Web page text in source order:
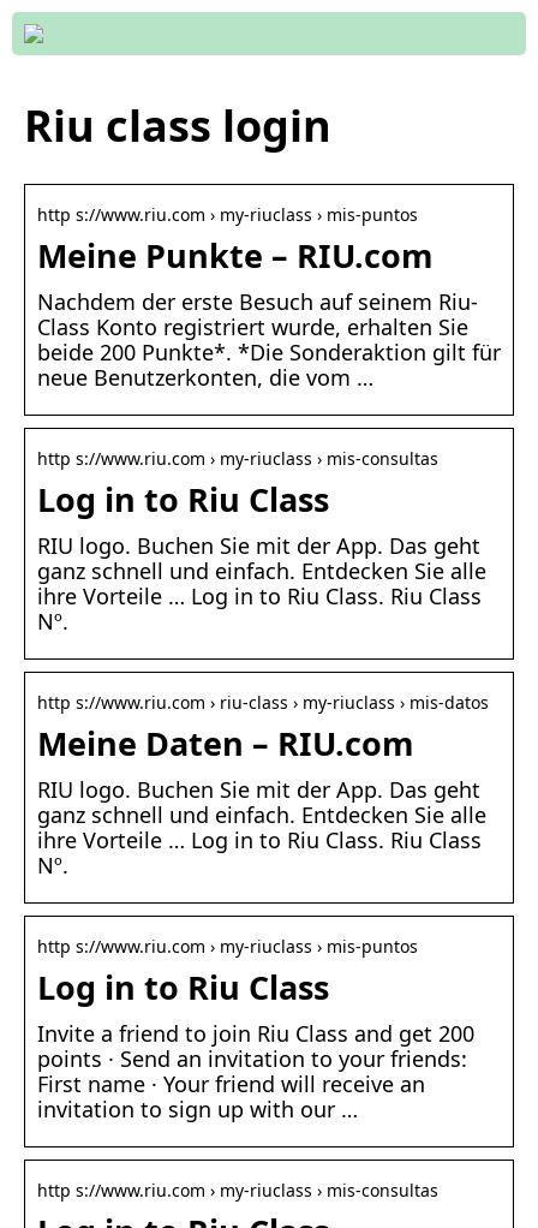
Riu class login
http s://www.riu.com › my-riuclass › mis-puntos
Meine Punkte – RIU.com
Nachdem der erste Besuch auf seinem Riu-
Class Konto registriert wurde, erhalten Sie
beide 200 Punkte*. *Die Sonderaktion gilt für
neue Benutzerkonten, die vom …
http s://www.riu.com › my-riuclass › mis-consultas
Log in to Riu Class
RIU logo. Buchen Sie mit der App. Das geht
ganz schnell und einfach. Entdecken Sie alle
ihre Vorteile … Log in to Riu Class. Riu Class
Nº.
http s://www.riu.com › riu-class › my-riuclass › mis-datos
Meine Daten – RIU.com
RIU logo. Buchen Sie mit der App. Das geht
ganz schnell und einfach. Entdecken Sie alle
ihre Vorteile … Log in to Riu Class. Riu Class
Nº.
http s://www.riu.com › my-riuclass › mis-puntos
Log in to Riu Class
Invite a friend to join Riu Class and get 200
points · Send an invitation to your friends:
First name · Your friend will receive an
invitation to sign up with our …
http s://www.riu.com › my-riuclass › mis-consultas